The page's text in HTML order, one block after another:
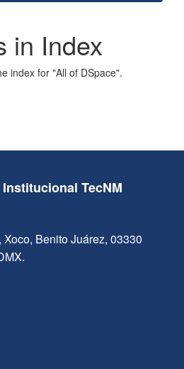
in Index
index for "All of DSpace".
TecNM
Benito Juárez, 03330